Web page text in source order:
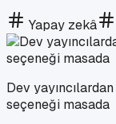
Yapay zekâ
Dev
seçeneği masada